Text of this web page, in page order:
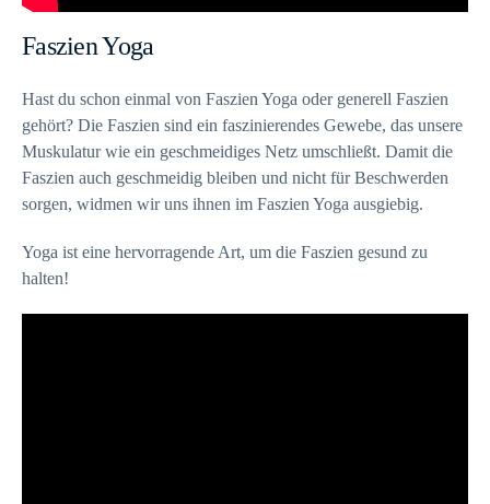
Faszien Yoga
Hast du schon einmal von Faszien Yoga oder generell Faszien
gehört? Die Faszien sind ein faszinierendes Gewebe, das unsere
Muskulatur wie ein geschmeidiges Netz umschließt. Damit die
Faszien auch geschmeidig bleiben und nicht für Beschwerden
sorgen, widmen wir uns ihnen im Faszien Yoga ausgiebig.
Yoga ist eine hervorragende Art, um die Faszien gesund zu
halten!